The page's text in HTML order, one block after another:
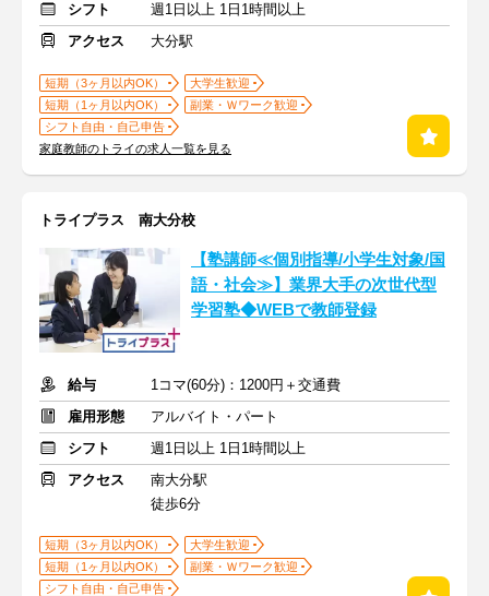
シフト
週1日以上 1日1時間以上
アクセス
大分駅
短期（3ヶ月以内OK）
大学生歓迎
短期（1ヶ月以内OK）
副業・Ｗワーク歓迎
シフト自由・自己申告
家庭教師のトライの求人一覧を見る
トライプラス 南大分校
【塾講師≪個別指導/小学生対象/国
語・社会≫】業界大手の次世代型
学習塾◆WEBで教師登録
給与
1コマ(60分)：1200円＋交通費
雇用形態
アルバイト・パート
シフト
週1日以上 1日1時間以上
アクセス
南大分駅
徒歩6分
短期（3ヶ月以内OK）
大学生歓迎
短期（1ヶ月以内OK）
副業・Ｗワーク歓迎
シフト自由・自己申告